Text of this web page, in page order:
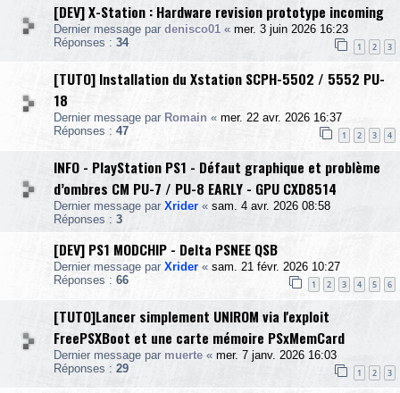
[DEV] X-Station : Hardware revision prototype incoming
Dernier message par denisco01 « mer. 3 juin 2026 16:23
Réponses : 34 1 2 3
[TUTO] Installation du Xstation SCPH-5502 / 5552 PU-
18
Dernier message par Romain « mer. 22 avr. 2026 16:37
Réponses : 47 1 2 3 4
INFO - PlayStation PS1 - Défaut graphique et problème
d’ombres CM PU-7 / PU-8 EARLY - GPU CXD8514
Dernier message par Xrider « sam. 4 avr. 2026 08:58
Réponses : 3
[DEV] PS1 MODCHIP - Delta PSNEE QSB
Dernier message par Xrider « sam. 21 févr. 2026 10:27
Réponses : 66 1 2 3 4 5 6
[TUTO]Lancer simplement UNIROM via l'exploit
FreePSXBoot et une carte mémoire PSxMemCard
Dernier message par muerte « mer. 7 janv. 2026 16:03
Réponses : 29 1 2 3